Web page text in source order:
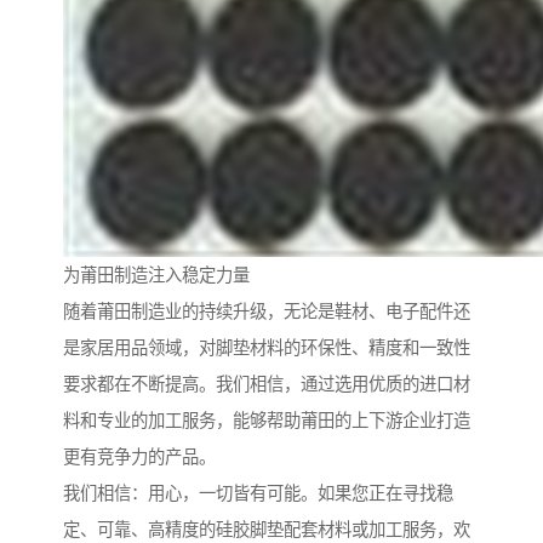
为莆田制造注入稳定力量
随着莆田制造业的持续升级，无论是鞋材、电子配件还
是家居用品领域，对脚垫材料的环保性、精度和一致性
要求都在不断提高。我们相信，通过选用优质的进口材
料和专业的加工服务，能够帮助莆田的上下游企业打造
更有竞争力的产品。
我们相信：用心，一切皆有可能。如果您正在寻找稳
定、可靠、高精度的硅胶脚垫配套材料或加工服务，欢